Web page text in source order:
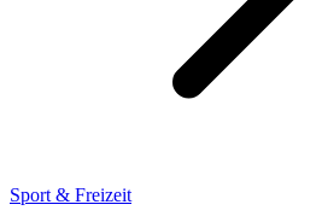
Sport & Freizeit